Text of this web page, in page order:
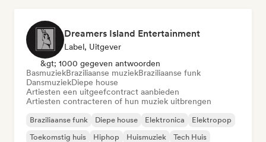
Dreamers Island Entertainment
Label, Uitgever
&gt; 1000 gegeven antwoorden
BasmuziekBraziliaanse muziekBraziliaanse funk
DansmuziekDiepe house
Artiesten een uitgeefcontract aanbieden
Artiesten contracteren of hun muziek uitbrengen
Braziliaanse funk Diepe house Elektronica
Elektropop
Toekomstig huis
Hiphop Huismuziek Tech Huis